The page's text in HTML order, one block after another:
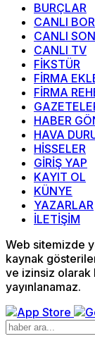
BURÇLAR
CANLI
CANLI
CANLI TV
FİKSTÜR
FİRMA
FİRMA
HABER
HAVA
HİSSELER
GİRİŞ YAP
KAYIT OL
KÜNYE
YAZARLAR
İLETİŞİM
Web sitemizde
kaynak
ve izinsiz olarak
yayınlanamaz.